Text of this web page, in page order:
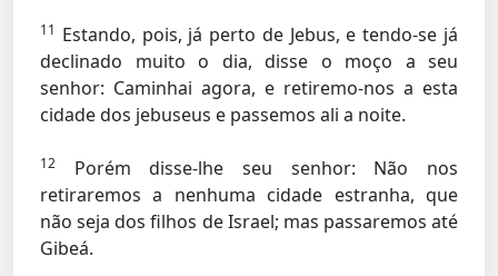
11 Estando, pois, já perto de Jebus, e tendo-se já
declinado muito o dia, disse o moço a seu
senhor: Caminhai agora, e retiremo-nos a esta
cidade dos jebuseus e passemos ali a noite.
12
Porém disse-lhe seu senhor: Não nos
retiraremos a nenhuma cidade estranha, que
não seja dos filhos de Israel; mas passaremos até
Gibeá.